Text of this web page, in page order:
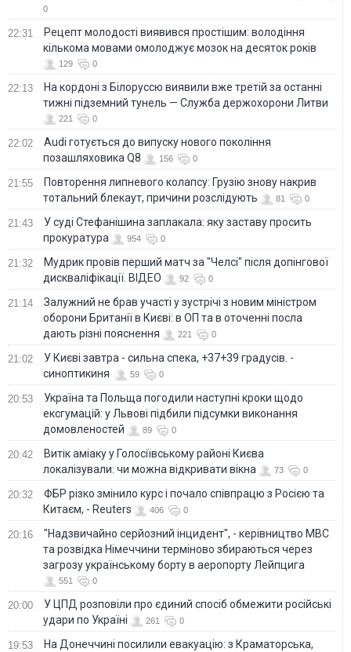
0
22:31
Рецепт молодості виявився простішим: володіння
кількома мовами омолоджує мозок на десяток років
129 0
22:13
На кордоні з Білоруссю виявили вже третій за останні
тижні підземний тунель — Служба держохорони Литви
221 0
22:02
Audi готується до випуску нового покоління
позашляховика Q8
156 0
21:55
Повторення липневого колапсу: Грузію знову накрив
тотальний блекаут, причини розслідують
81 0
21:43
У суді Стефанішина заплакала: яку заставу просить
прокуратура
954 0
21:32
Мудрик провів перший матч за "Челсі" після допінгової
дискваліфікації. ВІДЕО
92 0
21:14
Залужний не брав участі у зустрічі з новим міністром
оборони Британії в Києві: в ОП та в оточенні посла
дають різні пояснення
221 0
21:02
У Києві завтра - сильна спека, +37+39 градусів. -
синоптикиня
59 0
20:53
Україна та Польща погодили наступні кроки щодо
ексгумацій: у Львові підбили підсумки виконання
домовленостей
89 0
20:42
Витік аміаку у Голосіївському районі Києва
локалізували: чи можна відкривати вікна
73 0
20:32
ФБР різко змінило курс і почало співпрацю з Росією та
Китаєм, - Reuters
406 0
20:16
"Надзвичайно серйозний інцидент", - керівництво МВС
та розвідка Німеччини терміново збираються через
загрозу українському борту в аеропорту Лейпцига
551 0
20:00
У ЦПД розповіли про єдиний спосіб обмежити російські
удари по Україні
261 0
19:53 На Донеччині посилили евакуацію: з Краматорська,